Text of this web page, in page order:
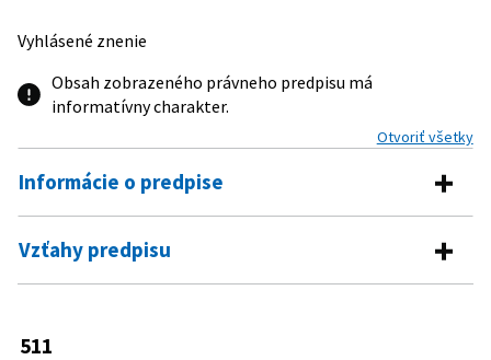
Vyhlásené znenie
Obsah zobrazeného právneho predpisu má
informatívny charakter.
Otvoriť všetky
Informácie o predpise
Číslo predpisu:
511/1990 Zb.
Vzťahy predpisu
511